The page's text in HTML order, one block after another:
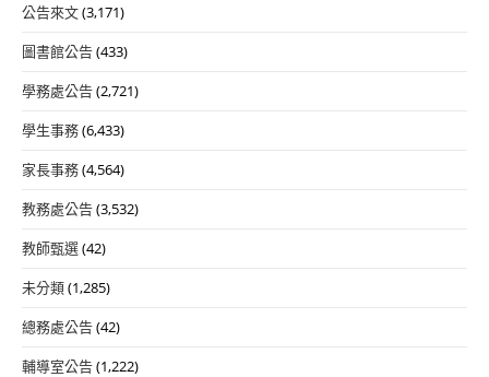
公告來文(3,171)
圖書館公告(433)
學務處公告(2,721)
學生事務(6,433)
家長事務(4,564)
教務處公告(3,532)
教師甄選(42)
未分類(1,285)
總務處公告(42)
輔導室公告(1,222)